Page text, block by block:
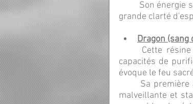
grande clarté
Dragon (sang
capacités de
évoque le feu
malveillante et